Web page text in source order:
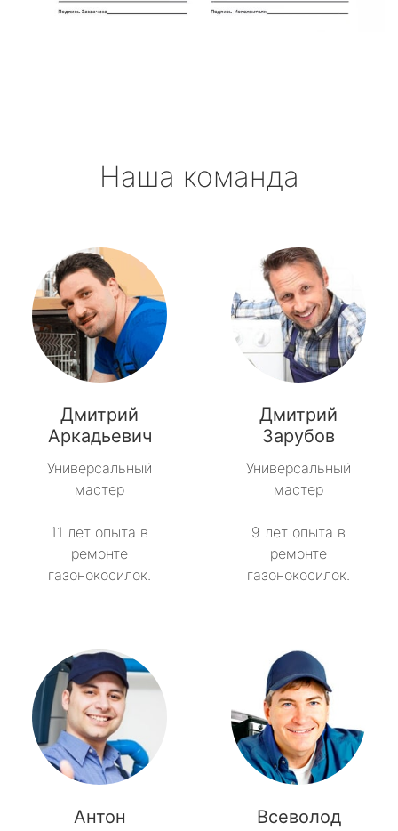
Наша команда
Дмитрий
Аркадьевич
Универсальный
мастер
11 лет опыта в
ремонте
газонокосилок.
Дмитрий
Зарубов
Универсальный
мастер
9 лет опыта в
ремонте
газонокосилок.
Антон
Всеволод